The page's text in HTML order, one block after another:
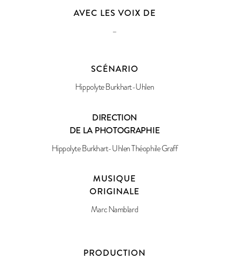
AVEC LES VOIX DE
–
SCÉNARIO
Hippolyte Burkhart-Uhlen
DIRECTION
DE LA PHOTOGRAPHIE
Hippolyte Burkhart-Uhlen Théophile Graff
MUSIQUE
ORIGINALE
Marc Namblard
PRODUCTION